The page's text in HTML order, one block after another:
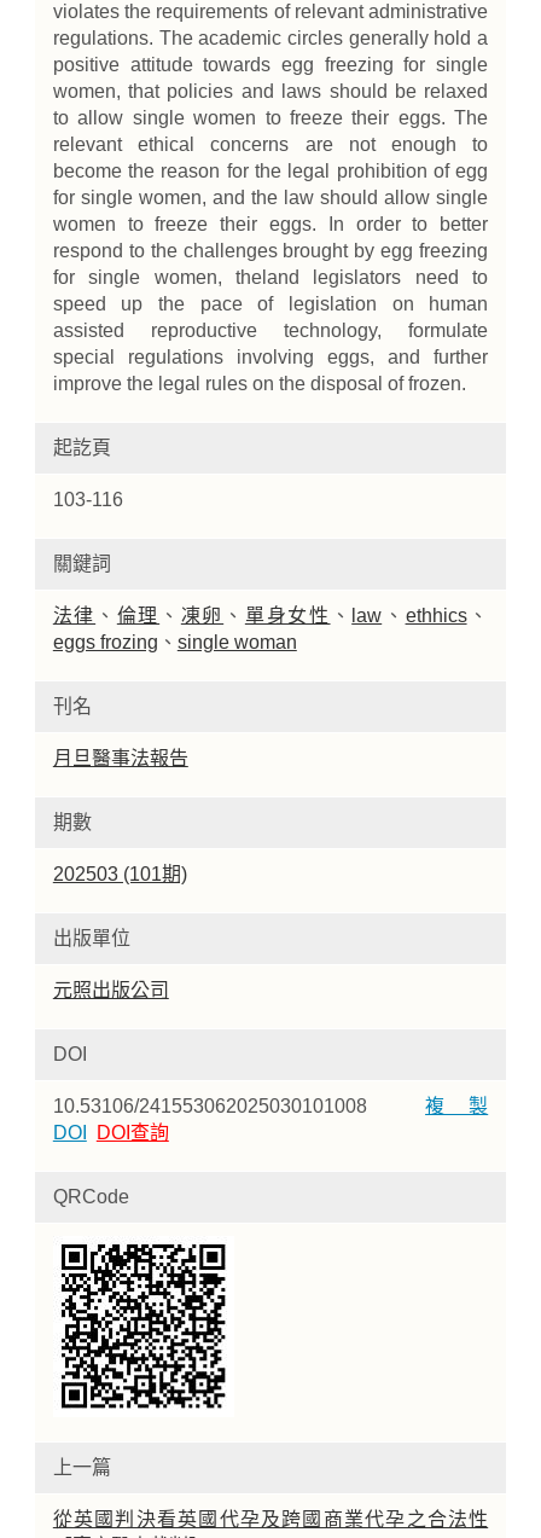
violates the requirements of relevant administrative
regulations. The academic circles generally hold a
positive attitude towards egg freezing for single
women, that policies and laws should be relaxed
to allow single women to freeze their eggs. The
relevant ethical concerns are not enough to
become the reason for the legal prohibition of egg
for single women, and the law should allow single
women to freeze their eggs. In order to better
respond to the challenges brought by egg freezing
for single women, theland legislators need to
speed up the pace of legislation on human
assisted reproductive technology, formulate
special regulations involving eggs, and further
improve the legal rules on the disposal of frozen.
起訖頁
103-116
關鍵詞
法律 、 倫理 、 凍卵 、 單身女性 、 law 、 ethhics、
eggs frozing 、 single woman
刊名
月旦醫事法報告
期數
202503 (101期)
出版單位
元照出版公司
DOI
10.53106/241553062025030101008複製
DOI
DOI查詢
QRCode
上一篇
從英國判決看英國代孕及跨國商業代孕之合法性